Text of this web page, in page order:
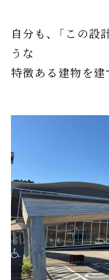
自分も、「この設
うな
特徴ある建物を建